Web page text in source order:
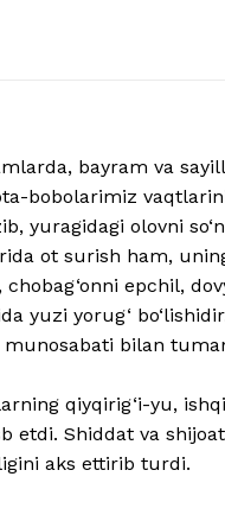
bayram va
bobolarimiz vaqtlarini
yuragidagi olovni
ot surish ham,
epchil,
yuzi yorug‘
bilan
qiyqirig‘i-yu,
etdi. Shiddat va
aks ettirib turdi.